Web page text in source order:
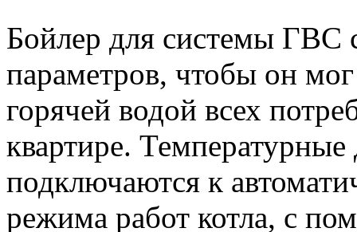
Бойлер для системы ГВС
параметров, чтобы он
горячей водой всех
квартире.
подключаются к
режима работ котла, с